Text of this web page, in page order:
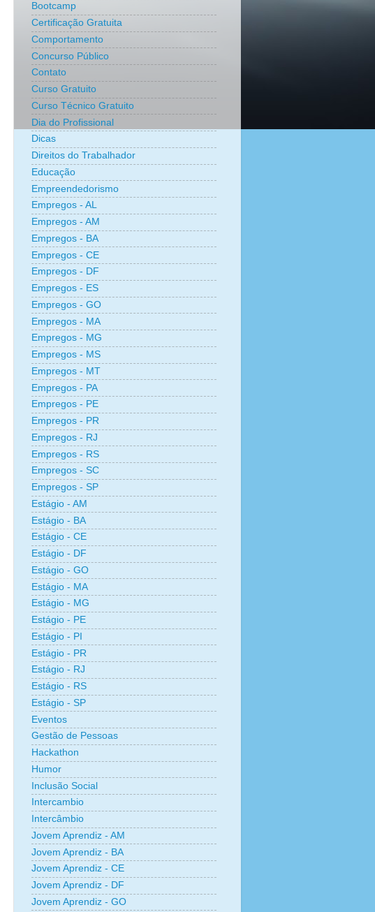
Bootcamp
Certificação Gratuita
Comportamento
Concurso Público
Contato
Curso Gratuito
Curso Técnico Gratuito
Dia do Profissional
Dicas
Direitos do Trabalhador
Educação
Empreendedorismo
Empregos - AL
Empregos - AM
Empregos - BA
Empregos - CE
Empregos - DF
Empregos - ES
Empregos - GO
Empregos - MA
Empregos - MG
Empregos - MS
Empregos - MT
Empregos - PA
Empregos - PE
Empregos - PR
Empregos - RJ
Empregos - RS
Empregos - SC
Empregos - SP
Estágio - AM
Estágio - BA
Estágio - CE
Estágio - DF
Estágio - GO
Estágio - MA
Estágio - MG
Estágio - PE
Estágio - PI
Estágio - PR
Estágio - RJ
Estágio - RS
Estágio - SP
Eventos
Gestão de Pessoas
Hackathon
Humor
Inclusão Social
Intercambio
Intercâmbio
Jovem Aprendiz - AM
Jovem Aprendiz - BA
Jovem Aprendiz - CE
Jovem Aprendiz - DF
Jovem Aprendiz - GO